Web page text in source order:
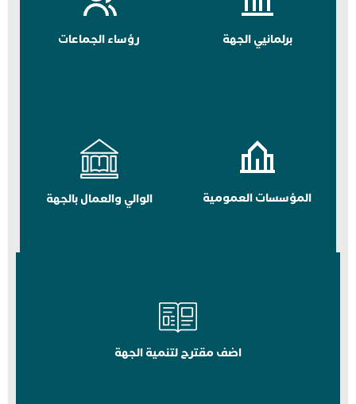
برلمانيي الجهة رؤساء الجماعات
المؤسسات العمومية الوالي والعمال بالجهة
اضف مقترح لتنمية الجهة